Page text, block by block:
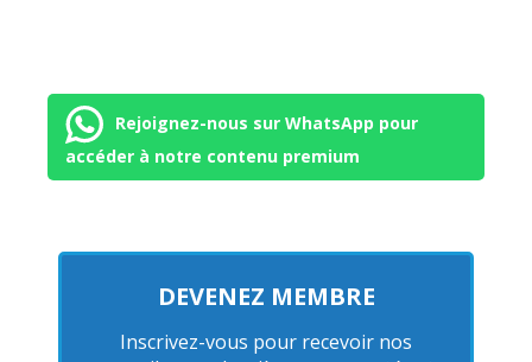
Rejoignez-nous sur WhatsApp pour
accéder à notre contenu premium
DEVENEZ MEMBRE
Inscrivez-vous pour recevoir nos